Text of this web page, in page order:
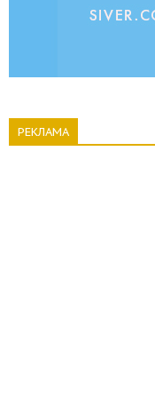
РЕКЛАМА